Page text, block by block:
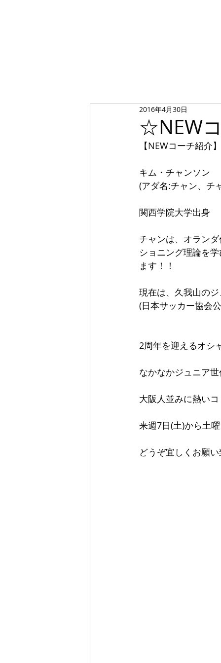
☆NEW
2016年4月30日
【NEWコーチ紹介】
キム・チャンソン
(アダ名:チャン、チ
関西学院大学出身
チャンは、オラン
ショニング理論を
ます！！
現在は、久我山の
(日本サッカー協会
2周年を迎えるオシ
なかなかジュニア
大阪人並みに熱い
来週7日(土)から土
どうぞ宜しくお願